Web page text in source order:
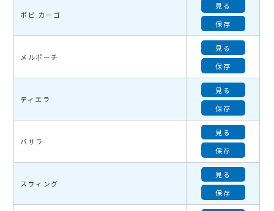
ボビ カーゴ
見る
保存
メルポーチ
見る
保存
ティエラ
見る
保存
バサラ
見る
保存
スウィング
見る
保存